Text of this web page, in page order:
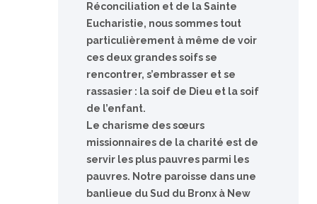
Réconciliation et de la Sainte
Eucharistie, nous sommes tout
particulièrement à même de voir
ces deux grandes soifs se
rencontrer, s’embrasser et se
rassasier : la soif de Dieu et la soif
de l’enfant.
Le charisme des sœurs
missionnaires de la charité est de
servir les plus pauvres parmi les
pauvres. Notre paroisse dans une
banlieue du Sud du Bronx à New